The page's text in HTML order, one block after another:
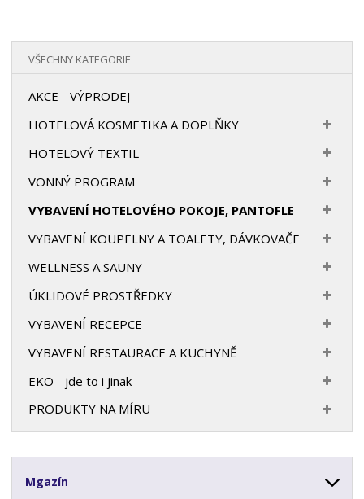
VŠECHNY KATEGORIE
AKCE - VÝPRODEJ
HOTELOVÁ KOSMETIKA A DOPLŇKY
HOTELOVÝ TEXTIL
VONNÝ PROGRAM
VYBAVENÍ HOTELOVÉHO POKOJE, PANTOFLE
VYBAVENÍ KOUPELNY A TOALETY, DÁVKOVAČE
WELLNESS A SAUNY
ÚKLIDOVÉ PROSTŘEDKY
VYBAVENÍ RECEPCE
VYBAVENÍ RESTAURACE A KUCHYNĚ
EKO - jde to i jinak
PRODUKTY NA MÍRU
Mgazín